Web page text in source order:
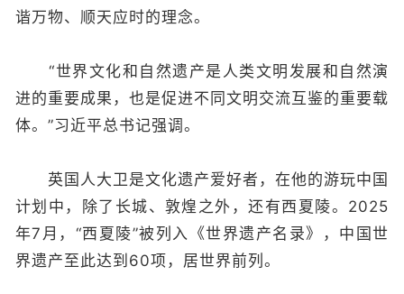
谐万物、顺天应时的理念。
“世界文化和自然遗产是人类文明发展和自然演
进的重要成果，也是促进不同文明交流互鉴的重要载
体。”习近平总书记强调。
英国人大卫是文化遗产爱好者，在他的游玩中国
计划中，除了长城、敦煌之外，还有西夏陵。2025
年7月，“西夏陵”被列入《世界遗产名录》，中国世
界遗产至此达到60项，居世界前列。